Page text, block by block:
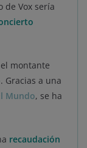
de Vox sería
montante
. Gracias a una
Mundo, se ha
recaudación